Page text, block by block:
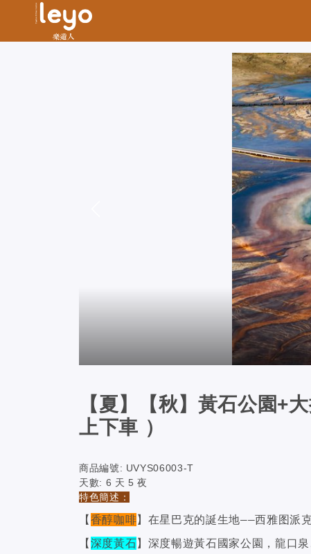
【夏】【秋】黃石公園+
上下車 ）
商品編號: UVYS06003-T
天數: 6 天 5 夜
特色簡述：
【香醇咖啡】在星巴克的誕生地——西雅图派
【深度黃石】深度暢遊黃石國家公園，龍口